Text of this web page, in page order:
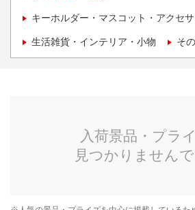
キーホルダー・マスコット・アクセ
生活雑貨・インテリア・小物 そ